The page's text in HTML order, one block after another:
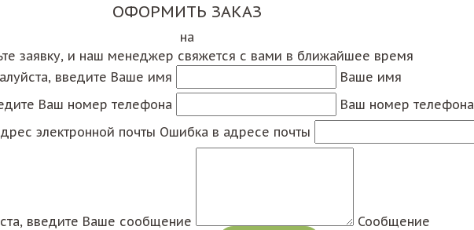
ОФОРМИТЬ ЗАКАЗ
на
заявку, и наш менеджер свяжется с вами в ближайшее время
введите Ваше имя
Ваше имя
Ваш номер телефона
Ваш номер телефона
электронной почты Ошибка в адресе почты
введите Ваше сообщение Сообщение